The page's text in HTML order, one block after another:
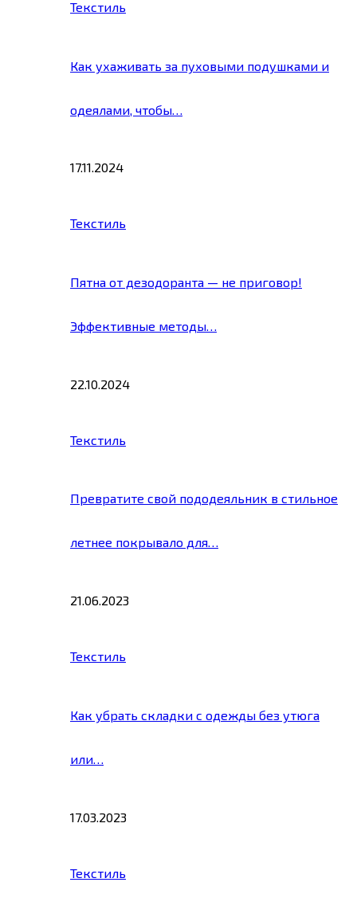
Текстиль
Как ухаживать за пуховыми подушками и
одеялами, чтобы…
17.11.2024
Текстиль
Пятна от дезодоранта — не приговор!
Эффективные методы…
22.10.2024
Текстиль
Превратите свой пододеяльник в стильное
летнее покрывало для…
21.06.2023
Текстиль
Как убрать складки с одежды без утюга
или…
17.03.2023
Текстиль